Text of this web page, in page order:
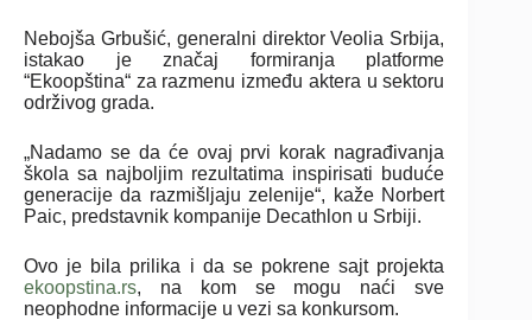
Nebojša Grbušić, generalni direktor Veolia Srbija,
istakao je značaj formiranja platforme
“Ekoopština“ za razmenu između aktera u sektoru
održivog grada.
„Nadamo se da će ovaj prvi korak nagrađivanja
škola sa najboljim rezultatima inspirisati buduće
generacije da razmišljaju zelenije“, kaže Norbert
Paic, predstavnik kompanije Decathlon u Srbiji.
Ovo je bila prilika i da se pokrene sajt projekta
ekoopstina.rs, na kom se mogu naći sve
neophodne informacije u vezi sa konkursom.